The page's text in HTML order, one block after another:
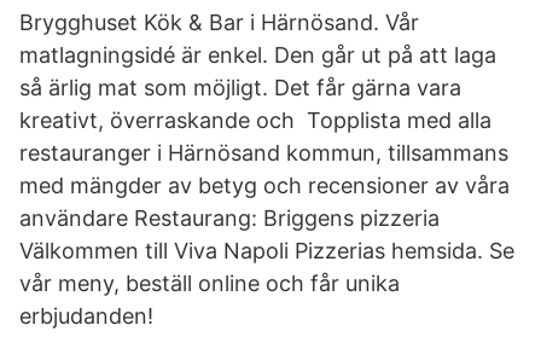
Brygghuset Kök & Bar i Härnösand. Vår
matlagningsidé är enkel. Den går ut på att laga
så ärlig mat som möjligt. Det får gärna vara
kreativt, överraskande och Topplista med alla
restauranger i Härnösand kommun, tillsammans
med mängder av betyg och recensioner av våra
användare Restaurang: Briggens pizzeria
Välkommen till Viva Napoli Pizzerias hemsida. Se
vår meny, beställ online och får unika
erbjudanden!